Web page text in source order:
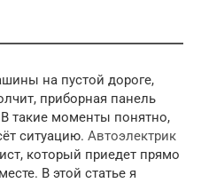
на пустой дороге,
приборная панель
В такие моменты понятно,
ситуацию. Автоэлектрик
который приедет прямо
В этой статье я